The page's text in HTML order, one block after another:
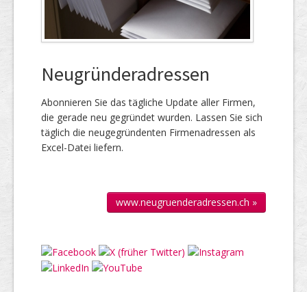
Neugründeradressen
Abonnieren Sie das täg­liche Up­date aller Firmen,
die gerade neu ge­gründet wur­den. Lassen Sie sich
täglich die neu­gegründenten Firmen­adressen als
Excel-Datei liefern.
www.neugruenderadressen.ch »